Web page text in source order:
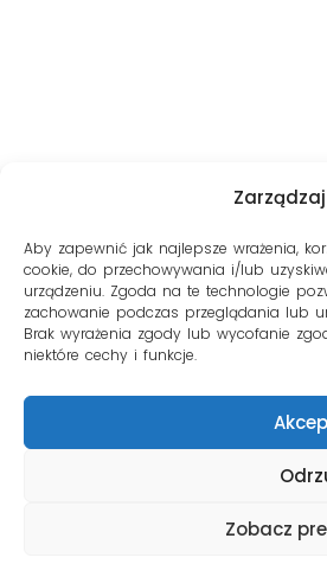
Aby zapewnić jak najlepsze wrażenia,
cookie, do przechowywania i/lub
urządzeniu. Zgoda na te technologie
zachowanie podczas przeglądania lub
Brak wyrażenia zgody lub wycofanie
niektóre cechy i funkcje.
Zobacz